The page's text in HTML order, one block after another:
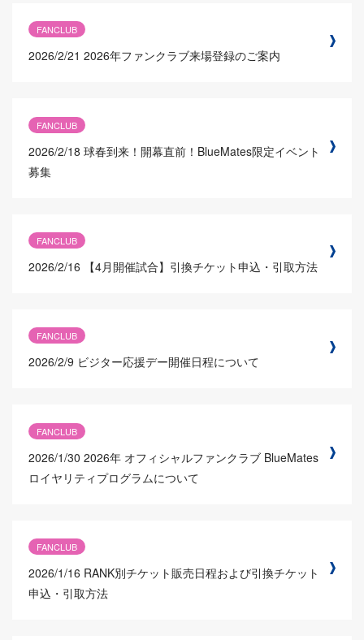
FANCLUB
2026/2/21 2026年ファンクラブ来場登録のご案内
FANCLUB
2026/2/18 球春到来！開幕直前！BlueMates限定イベント
募集
FANCLUB
2026/2/16 【4月開催試合】引換チケット申込・引取方法
FANCLUB
2026/2/9 ビジター応援デー開催日程について
FANCLUB
2026/1/30 2026年 オフィシャルファンクラブ BlueMates
ロイヤリティプログラムについて
FANCLUB
2026/1/16 RANK別チケット販売日程および引換チケット
申込・引取方法